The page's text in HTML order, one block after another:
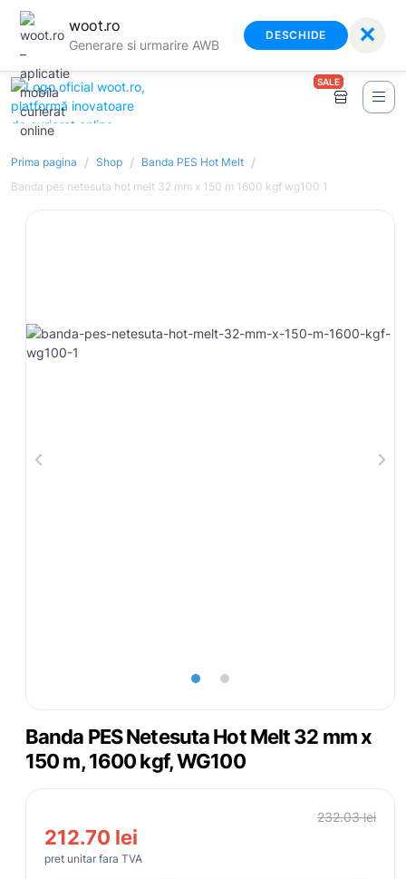
woot.ro
Generare si urmarire AWB
DESCHIDE ✕
SALE
Prima pagina / Shop / Banda PES Hot Melt /
Banda pes netesuta hot melt 32 mm x 150 m 1600 kgf wg100 1
lens lens
Banda PES Netesuta Hot Melt 32 mm x
150 m, 1600 kgf, WG100
232.03 lei
212.70 lei
pret unitar fara TVA